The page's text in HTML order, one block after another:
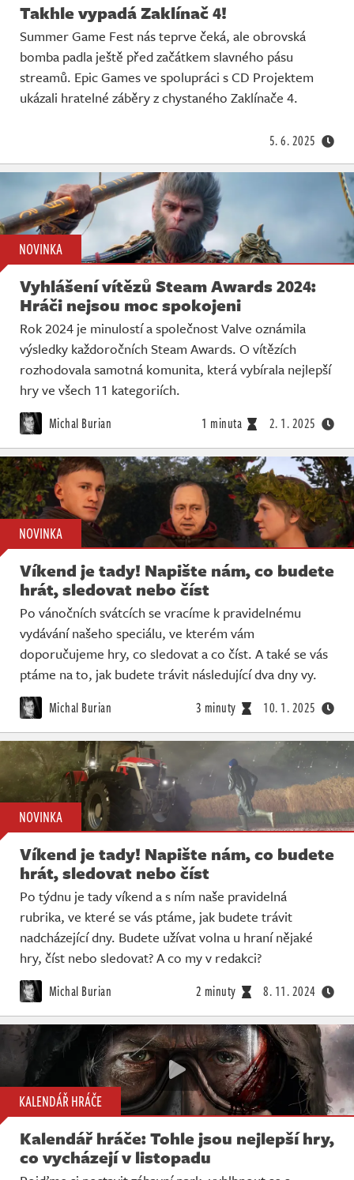
Takhle vypadá Zaklínač 4!
Summer Game Fest nás teprve čeká, ale obrovská
bomba padla ještě před začátkem slavného pásu
streamů. Epic Games ve spolupráci s CD Projektem
ukázali hratelné záběry z chystaného Zaklínače 4.
5. 6. 2025
NOVINKA
Vyhlášení vítězů Steam Awards 2024:
Hráči nejsou moc spokojeni
Rok 2024 je minulostí a společnost Valve oznámila
výsledky každoročních Steam Awards. O vítězích
rozhodovala samotná komunita, která vybírala nejlepší
hry ve všech 11 kategoriích.
Michal Burian 1 minuta 2. 1. 2025
NOVINKA
Víkend je tady! Napište nám, co budete
hrát, sledovat nebo číst
Po vánočních svátcích se vracíme k pravidelnému
vydávání našeho speciálu, ve kterém vám
doporučujeme hry, co sledovat a co číst. A také se vás
ptáme na to, jak budete trávit následující dva dny vy.
Michal Burian 3 minuty 10. 1. 2025
NOVINKA
Víkend je tady! Napište nám, co budete
hrát, sledovat nebo číst
Po týdnu je tady víkend a s ním naše pravidelná
rubrika, ve které se vás ptáme, jak budete trávit
nadcházející dny. Budete užívat volna u hraní nějaké
hry, číst nebo sledovat? A co my v redakci?
Michal Burian 2 minuty 8. 11. 2024
KALENDÁŘ HRÁČE
Kalendář hráče: Tohle jsou nejlepší hry,
co vycházejí v listopadu